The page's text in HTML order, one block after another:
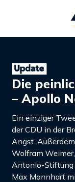
Die
– Apollo
Ein einziger
der CDU in der
Angst.
Wolfram
Antonio-Stiftung
Max Mannhart